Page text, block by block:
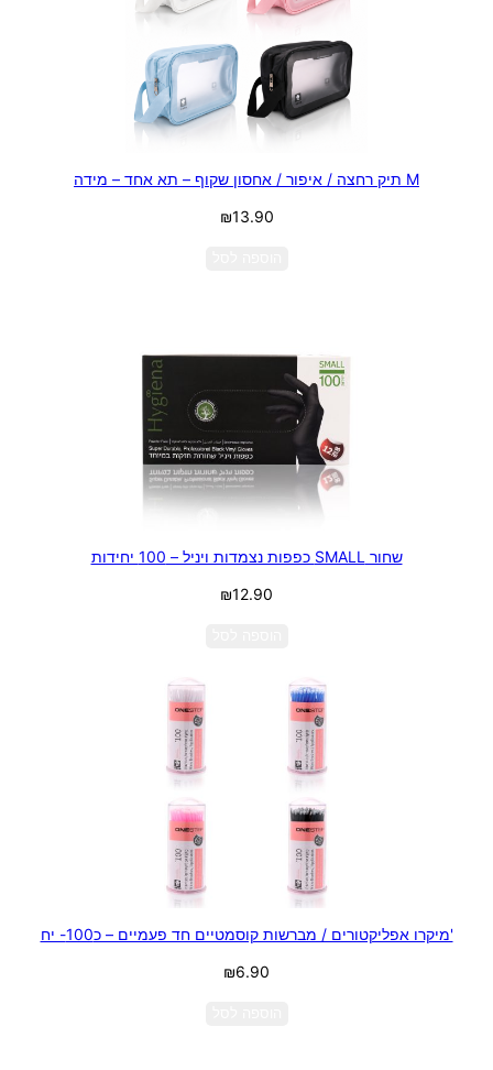
M תיק רחצה / איפור / אחסון שקוף – תא אחד – מידה
₪13.90
שחור SMALL כפפות נצמדות ויניל – 100 יחידות
₪12.90
'מיקרו אפליקטורים / מברשות קוסמטיים חד פעמיים – כ100- יח
₪6.90